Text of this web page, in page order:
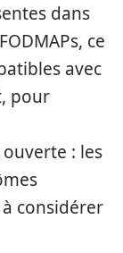
dans
ce
avec
pour
: les
considérer